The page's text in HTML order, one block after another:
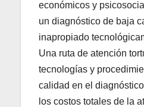
económicos y
un diagnóstico de baja
inapropiado
Una ruta de atención
tecnologías y
calidad en el
los costos totales de la